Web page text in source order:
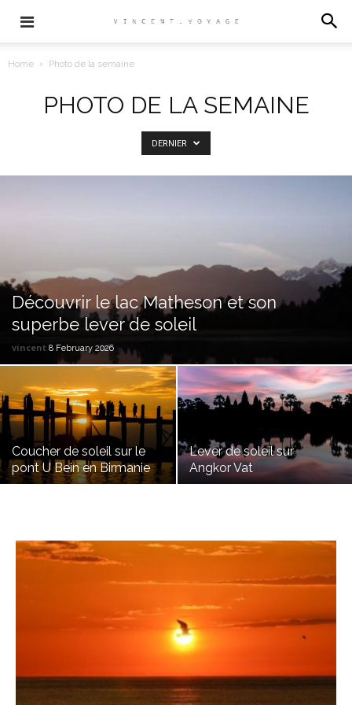
Home Photo de la semaine
PHOTO DE LA SEMAINE
DERNIER
Découvrir le lac Matheson et son
superbe lever de soleil
vincent 8 February 2026
Coucher de soleil sur le
pont U Bein en Birmanie
Lever de soleil sur
Angkor Vat